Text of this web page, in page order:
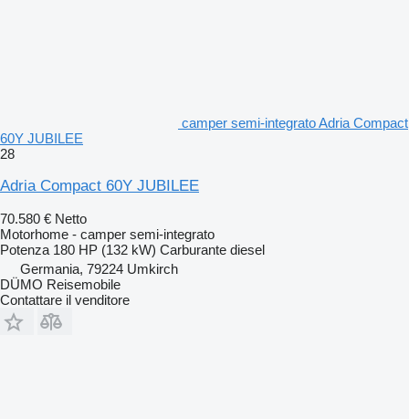
camper semi-integrato Adria Compact
60Y JUBILEE
28
Adria Compact 60Y JUBILEE
70.580 € Netto
Motorhome - camper semi-integrato
Potenza 180 HP (132 kW) Carburante diesel
Germania, 79224 Umkirch
DÜMO Reisemobile
Contattare il venditore